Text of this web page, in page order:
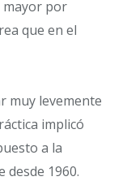
mayor por
que en el
muy levemente
implicó
a la
desde 1960.